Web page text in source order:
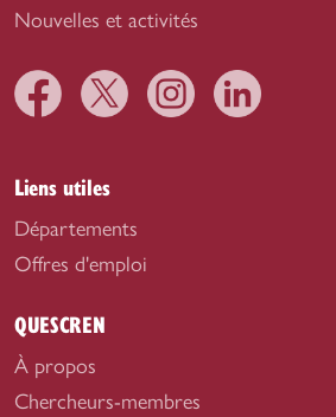
Nouvelles et activités
Liens utiles
Départements
Offres d'emploi
QUESCREN
À propos
Chercheurs-membres